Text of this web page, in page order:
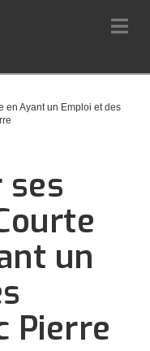
en Ayant un Emploi et des
ses
un
Pierre